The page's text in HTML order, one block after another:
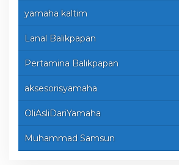
yamaha kaltim
Lanal Balikpapan
Pertamina Balikpapan
aksesorisyamaha
OliAsliDariYamaha
Muhammad Samsun